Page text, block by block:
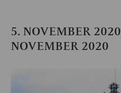
5. NOVEMBER 2020
NOVEMBER 2020